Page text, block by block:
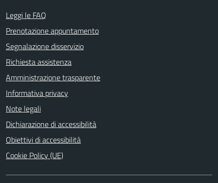
Leggi le FAQ
Prenotazione appuntamento
Segnalazione disservizio
Richiesta assistenza
Amministrazione trasparente
Informativa privacy
Note legali
Dichiarazione di accessibilità
Obiettivi di accessibilità
Cookie Policy (UE)